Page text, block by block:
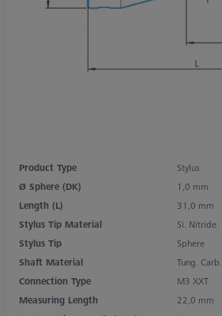
Product Type
Stylus
Ø Sphere (DK)
1,0 mm
Length (L)
31,0 mm
Stylus Tip Material
Si. Nitride
Stylus Tip
Sphere
Shaft Material
Tung. Carb.
Connection Type
M3 XXT
Measuring Length
22,0 mm